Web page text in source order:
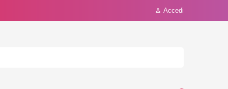
 Accedi